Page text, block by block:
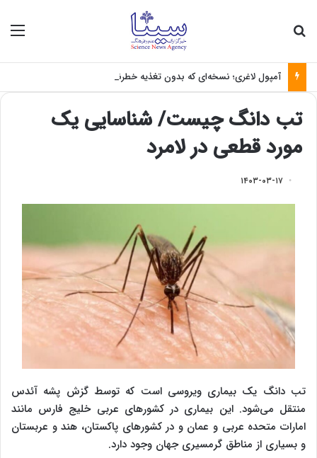
آمپول لاغری؛ نسخه‌ای که بدون تغذیه خطرناک می‌شود
تب دانگ چیست/ شناسایی یک
مورد قطعی در لامرد
۱۴۰۳-۰۳-۱۷
تب دانگ یک بیماری ویروسی است که توسط گزش پشه آئدس
منتقل می‌شود. این بیماری در کشورهای عربی خلیج فارس مانند
امارات متحده عربی و عمان و در کشورهای پاکستان، هند و عربستان
و بسیاری از مناطق گرمسیری جهان وجود دارد.